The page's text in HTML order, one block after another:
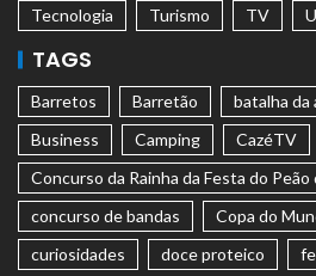
Tecnologia
Turismo TV
TAGS
Barretos Barretão batalha da
Business
Camping CazéTV
Concurso da Rainha da Festa do
concurso de bandas
Copa do
curiosidades
doce proteico